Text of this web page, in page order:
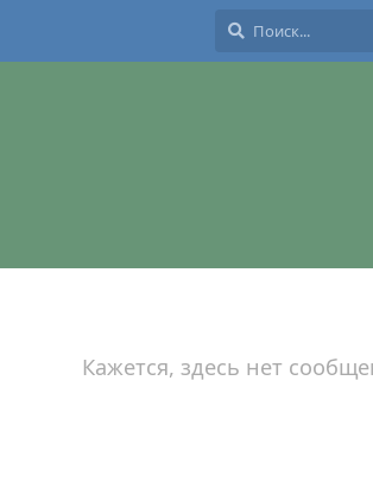
Кажется, здесь нет